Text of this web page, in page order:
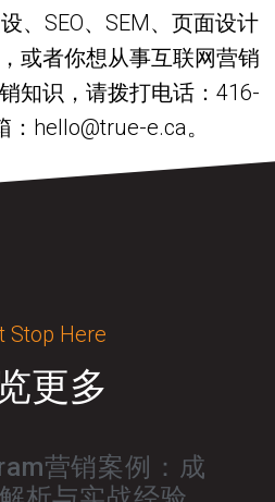
、SEO、SEM、页面设计
或者你想从事互联网营销
知识，请拨打电话：416-
hello@true-e.ca。
Stop Here
更多
营销案例：成